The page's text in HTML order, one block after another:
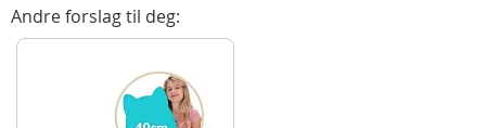
Produktdetaljer
Modell 1905498
Andre forslag til deg: